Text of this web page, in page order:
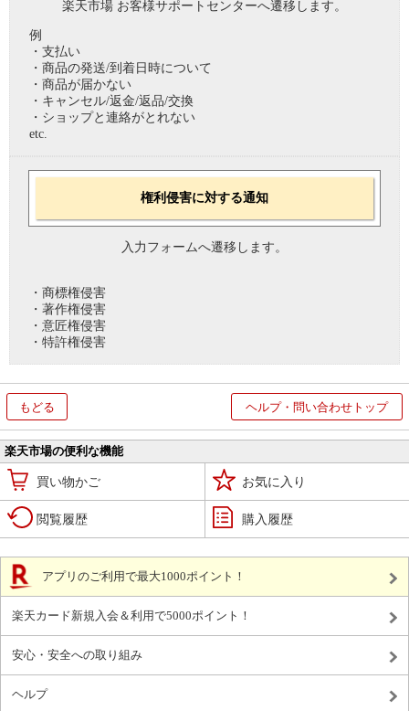
楽天市場 お客様サポートセンターへ遷移します。
例
・支払い
・商品の発送/到着日時について
・商品が届かない
・キャンセル/返金/返品/交換
・ショップと連絡がとれない
etc.
権利侵害に対する通知
入力フォームへ遷移します。
・商標権侵害
・著作権侵害
・意匠権侵害
・特許権侵害
もどる ヘルプ・問い合わせトップ
楽天市場の便利な機能
買い物かご お気に入り
閲覧履歴 購入履歴
アプリのご利用で最大1000ポイント！
楽天カード新規入会＆利用で5000ポイント！
安心・安全への取り組み
ヘルプ